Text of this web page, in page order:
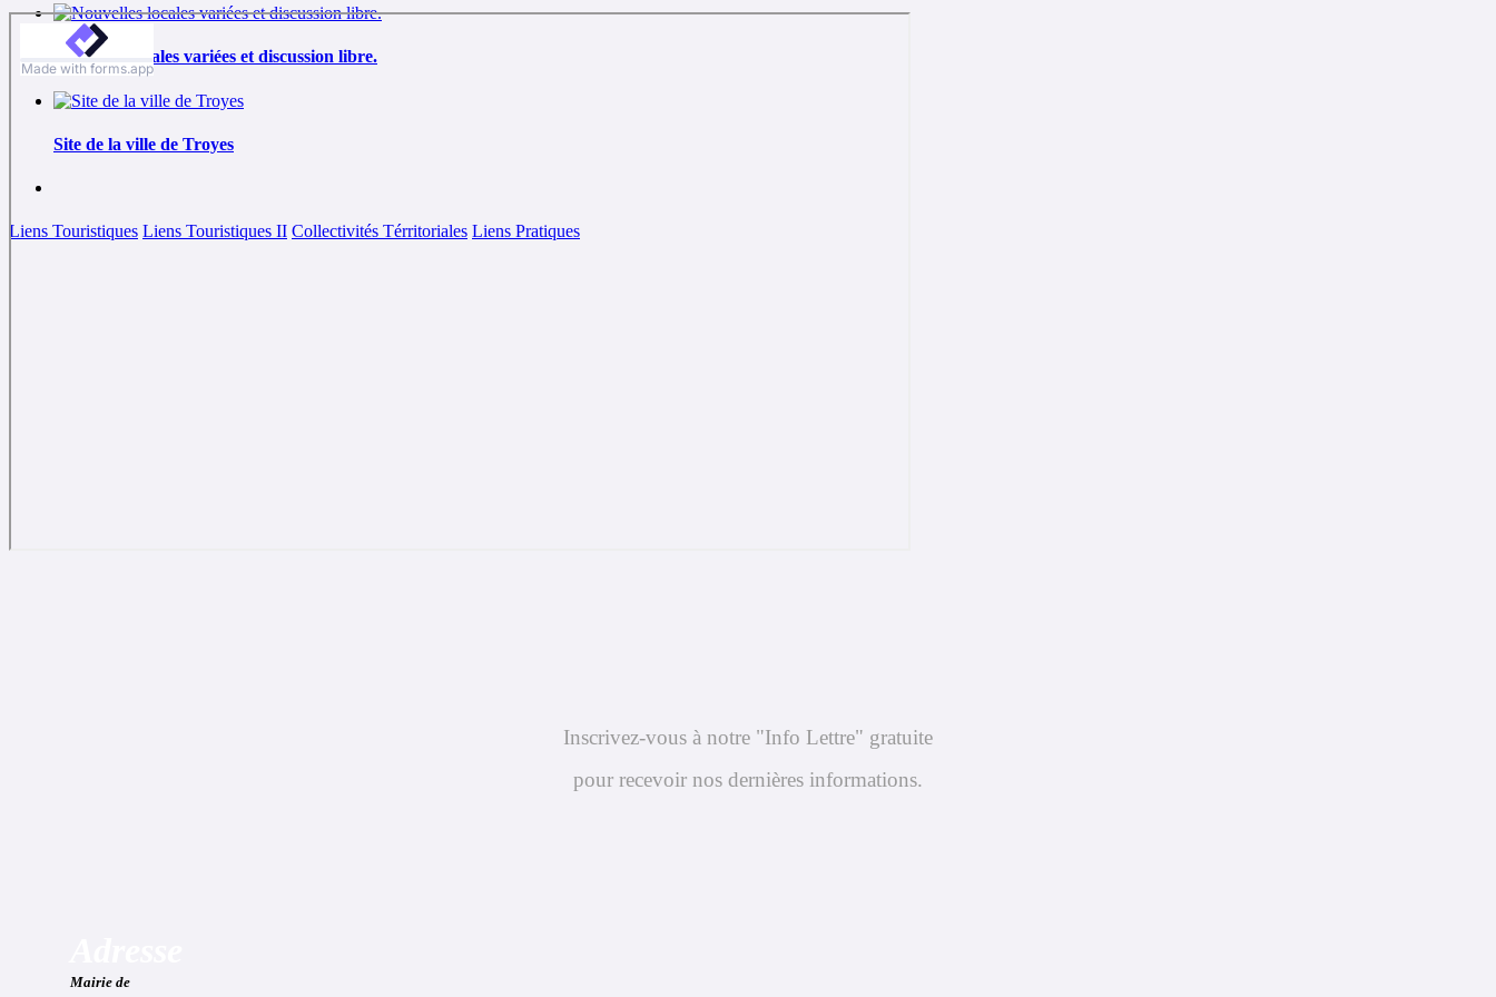
Nouvelles locales variées et discussion libre.
Site de la ville de Troyes
Liens Touristiques Liens Touristiques II Collectivités Térritoriales Liens Pratiques
Inscrivez-vous à notre "Info Lettre" gratuite
pour recevoir nos dernières informations.
Mairie de